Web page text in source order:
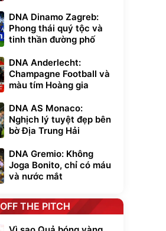
DNA Dinamo Zagreb:
Phong thái quý tộc và
tinh thần đường phố
DNA Anderlecht:
Champagne Football và
màu tím Hoàng gia
DNA AS Monaco:
Nghịch lý tuyệt đẹp bên
bờ Địa Trung Hải
DNA Gremio: Không
Joga Bonito, chỉ có máu
và nước mắt
OFF THE PITCH